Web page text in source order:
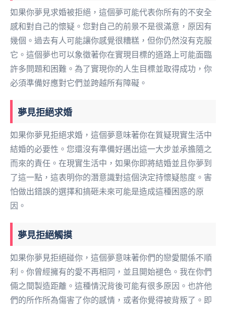
如果你夢見求婚被拒絕，這個夢可能代表你所有的不安全
感和對自己的懷疑。您對自己的前景不是很滿意，原因有
幾個。過去有人可能讓你感覺很糟糕，但你仍然沒有克服
它。這個夢也可以象徵著你在實現目標的道路上可能面臨
許多問題和困難。為了實現你的人生目標並取得成功，你
必須準備好應對它們並跨越所有障礙。
夢見拒絕求婚
如果你夢見拒絕求婚，這個夢意味著你在質疑現實生活中
結婚的必要性。您還沒有準備好邁出這一大步並承擔隨之
而來的責任。在現實生活中，如果你即將結婚並且你夢到
了這一點，這表明你的潛意識對這個決定持懷疑態度。害
怕做出錯誤的選擇和搞砸未來可能是造成這種困惑的原
因。
夢見拒絕觸摸
如果你夢見拒絕碰你，這個夢意味著你們的戀愛關係不順
利。你曾經擁有的愛不再相同，並且開始褪色。我在你們
倆之間製造距離。這種情況背後可能有很多原因。也許他
們的所作所為傷害了你的感情，或者你覺得被背叛了。即